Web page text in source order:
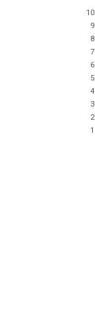
10
9
8
7
6
5
4
3
2
1